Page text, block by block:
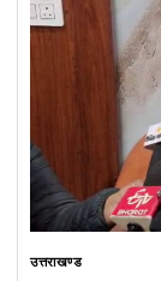
उत्तराखण्ड